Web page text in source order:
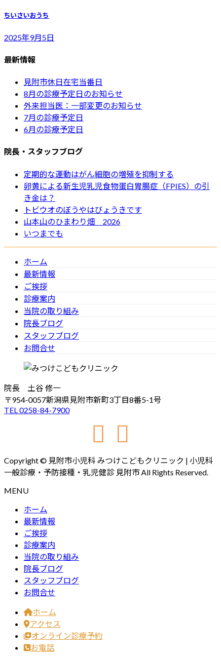
ちいさいおうち
2025年9月5日
最新情報
見附市休日在宅当番日
8月の診療予定日のお知らせ
外来担当医：一部変更のお知らせ
7月の診療予定日
6月の診療予定日
院長・スタッフブログ
定期的な運動はがん細胞の増殖を抑制する
卵黄による新生児乳児食物蛋白胃腸症（FPIES）の引
き金は？
トビウオのぼうやはびょうきです
山本山のひまわり畑 2026
いつまでも
ホーム
最新情報
ご挨拶
診療案内
当院の取り組み
院長ブログ
スタッフブログ
お問合せ
院長 土谷 修一
〒954-0057新潟県見附市新町3丁目8番5-1号
TEL 0258-84-7900
Copyright © 見附市小児科 みつけこどもクリニック | 小児科
一般診療・予防接種・乳児健診 見附市 All Rights Reserved.
MENU
ホーム
最新情報
ご挨拶
診療案内
当院の取り組み
院長ブログ
スタッフブログ
お問合せ
ホーム
アクセス
オンライン診療予約
お電話